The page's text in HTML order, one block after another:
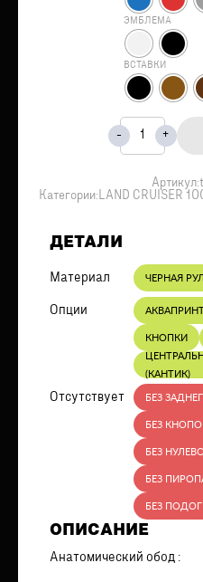
ЭМБЛЕМА
ВСТАВКИ
Артикул:
Категории: LAND CRUISER
ОПИСАНИЕ
Анатомический обод :
ДЕТАЛИ
Материал ЧЕРНАЯ
Опции
КНОПКИ
(КАНТИК)
Отсутствует БЕЗ
БЕЗ
БЕЗ
БЕЗ
БЕЗ